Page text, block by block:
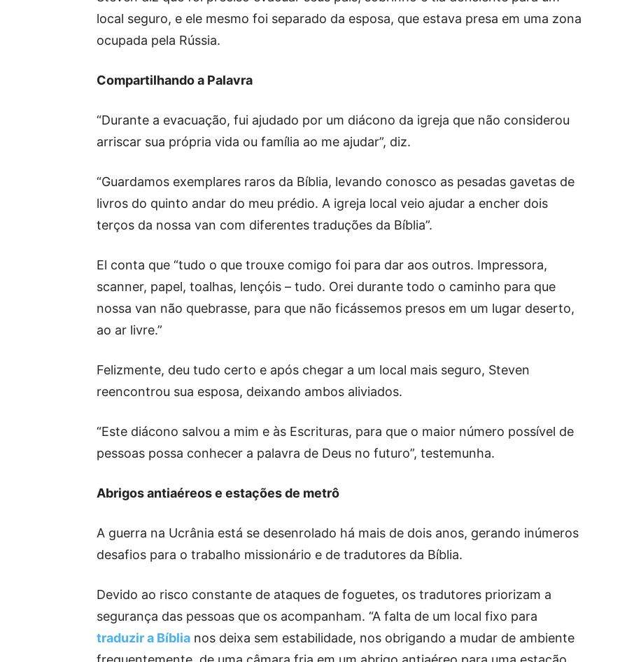
local seguro, e ele mesmo foi separado da esposa, que estava presa em uma zona
ocupada pela Rússia.
Compartilhando a Palavra
“Durante a evacuação, fui ajudado por um diácono da igreja que não considerou
arriscar sua própria vida ou família ao me ajudar”, diz.
“Guardamos exemplares raros da Bíblia, levando conosco as pesadas gavetas de
livros do quinto andar do meu prédio. A igreja local veio ajudar a encher dois
terços da nossa van com diferentes traduções da Bíblia”.
El conta que “tudo o que trouxe comigo foi para dar aos outros. Impressora,
scanner, papel, toalhas, lençóis – tudo. Orei durante todo o caminho para que
nossa van não quebrasse, para que não ficássemos presos em um lugar deserto,
ao ar livre.”
Felizmente, deu tudo certo e após chegar a um local mais seguro, Steven
reencontrou sua esposa, deixando ambos aliviados.
“Este diácono salvou a mim e às Escrituras, para que o maior número possível de
pessoas possa conhecer a palavra de Deus no futuro”, testemunha.
Abrigos antiaéreos e estações de metrô
A guerra na Ucrânia está se desenrolado há mais de dois anos, gerando inúmeros
desafios para o trabalho missionário e de tradutores da Bíblia.
Devido ao risco constante de ataques de foguetes, os tradutores priorizam a
segurança das pessoas que os acompanham. “A falta de um local fixo para
traduzir a Bíblia nos deixa sem estabilidade, nos obrigando a mudar de ambiente